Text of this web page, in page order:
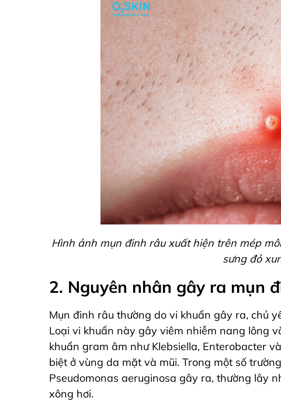
Hình ảnh mụn đinh râu xuất hiện trên mép
sưng đỏ
2. Nguyên nhân gây ra mụn
Mụn đinh râu thường do vi khuẩn gây ra, chủ
Loại vi khuẩn này gây viêm nhiễm nang lông
khuẩn gram âm như Klebsiella, Enterobacter
biệt ở vùng da mặt và mũi. Trong một số
Pseudomonas aeruginosa gây ra, thường lây
xông hơi.